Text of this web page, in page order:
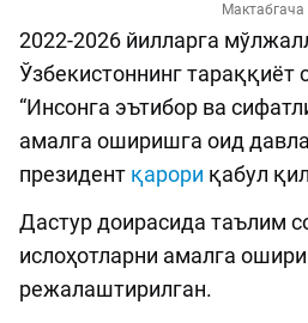
2022-2026 йилларга
Ўзбекистоннинг тараққиёт
“Инсонга эътибор ва
амалга оширишга оид
президент қарори қабул
Дастур доирасида таълим
ислоҳотларни амалга
режалаштирилган.